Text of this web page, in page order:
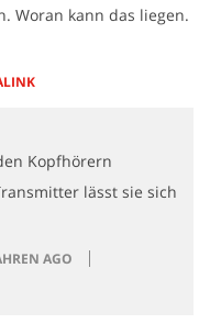
Woran kann das liegen.
Kopfhörern
lässt sie sich
AGO